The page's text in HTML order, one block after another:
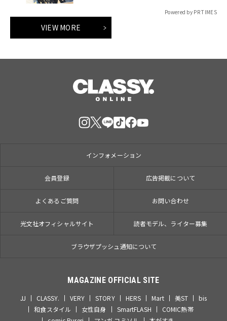
Powered by PR TIMES
VIEW MORE
インフォメーション
会員登録 広告掲載について
よくあるご質問 お問い合わせ
光文社オフィシャルサイト 読者モデル、ライター募集
ブラウザプッシュ通知について
MAGAZINE OFFICIAL SITE
JJ CLASSY. VERY STORY HERS Mart 美ST
bis
和食スタイル
女性自身 SmartFLASH
COMIC熱帯